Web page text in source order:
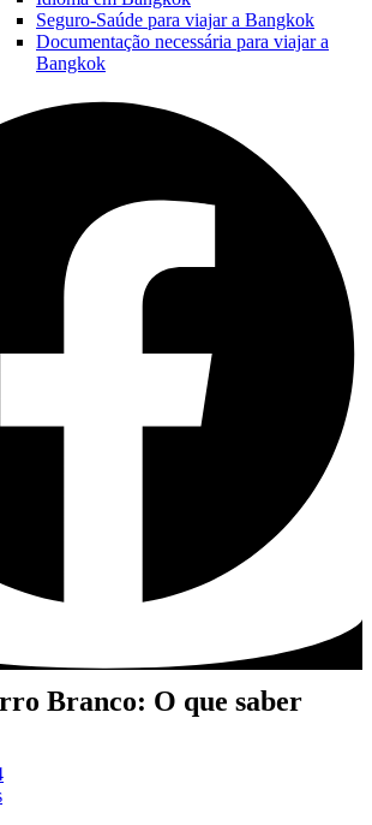
Seguro-Saúde para viajar a Bangkok
Documentação necessária para viajar a
Bangkok
Branco: O que saber